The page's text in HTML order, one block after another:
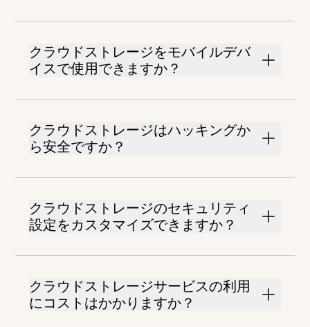
クラウドストレージをモバイルデバ
イスで使用できますか？
クラウドストレージはハッキングか
ら安全ですか？
クラウドストレージのセキュリティ
設定をカスタマイズできますか？
クラウドストレージサービスの利用
にコストはかかりますか？